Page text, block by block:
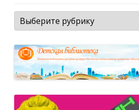
Рубрики